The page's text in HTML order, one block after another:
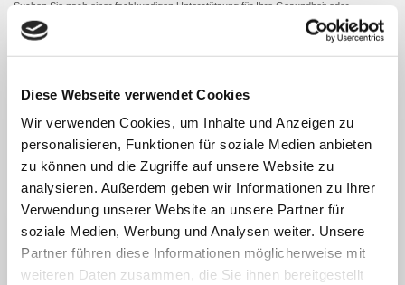
Diese Webseite verwendet Cookies
Wir verwenden Cookies, um Inhalte und Anzeigen zu
personalisieren, Funktionen für soziale Medien anbieten
zu können und die Zugriffe auf unsere Website zu
analysieren. Außerdem geben wir Informationen zu Ihrer
Verwendung unserer Website an unsere Partner für
soziale Medien, Werbung und Analysen weiter. Unsere
Partner führen diese Informationen möglicherweise mit
weiteren Daten zusammen, die Sie ihnen bereitgestellt
Suchen Sie nach einer fachkundigen Unterstützung für Ihre Gesundheit oder
wünschen Sie sich eine persönliche, lösungsorientierte Begleitung in einer
herausfordernden Lebensphase? Wir nehmen uns Zeit für Sie und Ihre Anliegen.
, Akupunktur (einschließlich
Augenakupunktur),Augendiagnoseundsystemische Beratungbetrachten wir Körper
entspannten Atmosphäre unserer Praxis zu begrüßen.
Ralf Freitagsmüller und Andrea Freitagsmüller-Ebeling